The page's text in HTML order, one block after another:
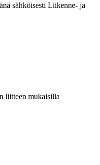
sähköisesti Liikenne- ja
liitteen mukaisilla